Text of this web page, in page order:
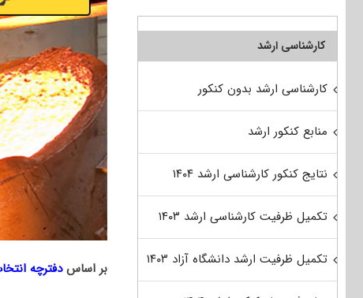
بر اساسدفترچه
کارشناسی ارشد
کارشناسی ارشد بدون کنکور
منابع کنکور ارشد
نتایج کنکور کارشناسی ارشد ۱۴۰۴
تکمیل ظرفیت کارشناسی ارشد ۱۴۰۳
تکمیل ظرفیت ارشد دانشگاه آزاد ۱۴۰۳